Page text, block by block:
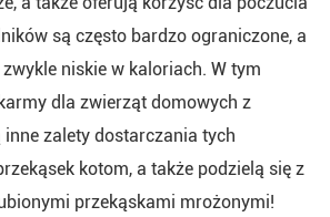
są często bardzo ograniczone, a
niskie w kaloriach. W tym
dla zwierząt domowych z
zalety dostarczania tych
kotom, a także podzielą się z
przekąskami mrożonymi!